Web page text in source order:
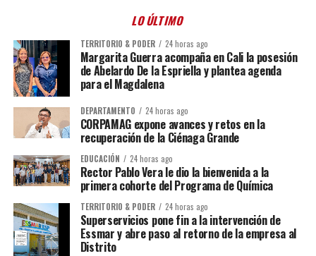
LO ÚLTIMO
TERRITORIO & PODER 24 horas ago
Margarita Guerra acompaña en Cali la posesión
de Abelardo De la Espriella y plantea agenda
para el Magdalena
DEPARTAMENTO 24 horas ago
CORPAMAG expone avances y retos en la
recuperación de la Ciénaga Grande
EDUCACIÓN 24 horas ago
Rector Pablo Vera le dio la bienvenida a la
primera cohorte del Programa de Química
TERRITORIO & PODER 24 horas ago
Superservicios pone fin a la intervención de
Essmar y abre paso al retorno de la empresa al
Distrito